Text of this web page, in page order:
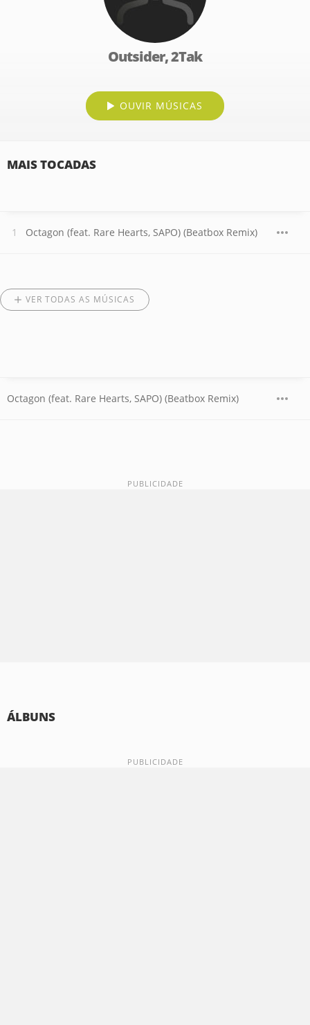
Outsider, 2Tak
OUVIR MÚSICAS
MAIS TOCADAS
Octagon (feat. Rare Hearts, SAPO) (Beatbox Remix)
VER TODAS AS MÚSICAS
Octagon (feat. Rare Hearts, SAPO) (Beatbox Remix)
ÁLBUNS